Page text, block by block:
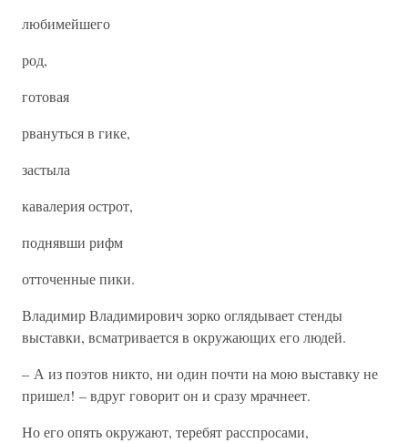
любимейшего
род,
готовая
рвануться в гике,
застыла
кавалерия острот,
поднявши рифм
отточенные пики.
Владимир Владимирович зорко оглядывает стенды
выставки, всматривается в окружающих его людей.
– А из поэтов никто, ни один почти на мою выставку не
пришел! – вдруг говорит он и сразу мрачнеет.
Но его опять окружают, теребят расспросами,